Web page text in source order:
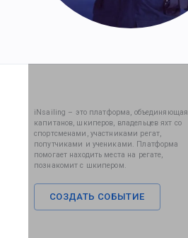
iNsailing – это платформа, объединяющая
капитанов, шкиперов, владельцев яхт со
спортсменами, участниками регат,
попутчиками и учениками. Платформа
помогает находить места на регате,
познакомит с шкипером.
СОЗДАТЬ СОБЫТИЕ